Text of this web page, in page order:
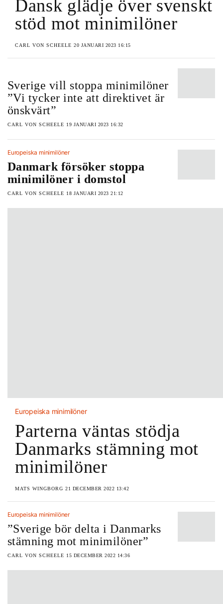
Dansk glädje över svenskt
stöd mot minimilöner
CARL VON SCHEELE 20 JANUARI 2023 16:15
Sverige vill stoppa minimilöner
”Vi tycker inte att direktivet är
önskvärt”
CARL VON SCHEELE 19 JANUARI 2023 16:32
Europeiska minimilöner
Danmark försöker stoppa
minimilöner i domstol
CARL VON SCHEELE 18 JANUARI 2023 21:12
Europeiska minimilöner
Parterna väntas stödja
Danmarks stämning mot
minimilöner
MATS WINGBORG 21 DECEMBER 2022 13:42
Europeiska minimilöner
”Sverige bör delta i Danmarks
stämning mot minimilöner”
CARL VON SCHEELE 15 DECEMBER 2022 14:36